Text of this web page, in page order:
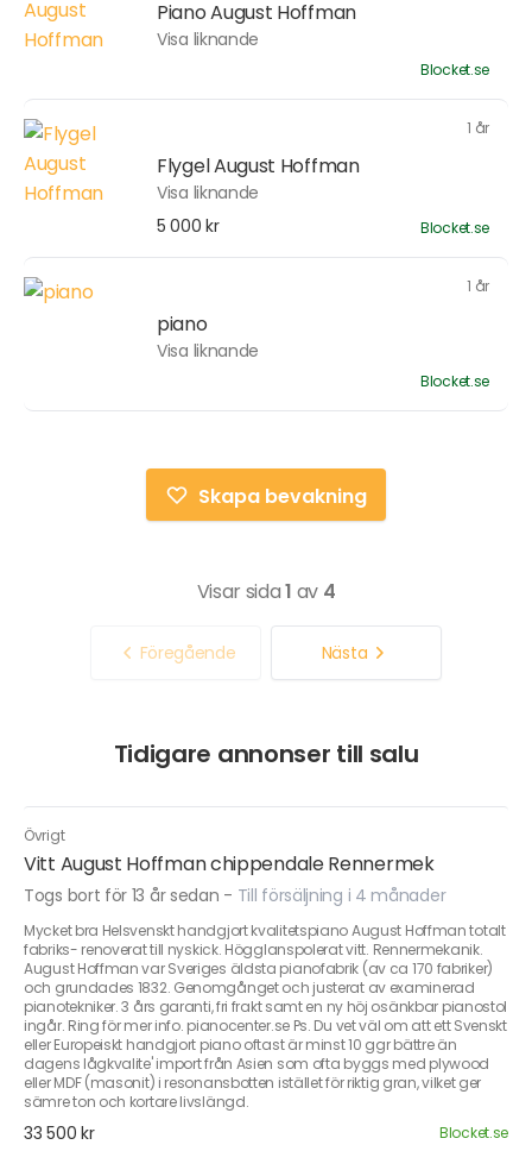
Piano August Hoffman
Visa liknande
Blocket.se
1 år
Flygel August Hoffman
Visa liknande
5 000 kr
Blocket.se
1 år
piano
Visa liknande
Blocket.se
Skapa bevakning
Visar sida1 av 4
Föregående Nästa
Tidigare annonser till salu
Övrigt
Vitt August Hoffman chippendale Rennermek
Togs bort för 13 år sedan - Till försäljning i 4 månader
Mycket bra Helsvenskt handgjort kvalitetspiano August Hoffman totalt
fabriks- renoverat till nyskick. Högglanspolerat vitt. Rennermekanik.
August Hoffman var Sveriges äldsta pianofabrik (av ca 170 fabriker)
och grundades 1832. Genomgånget och justerat av examinerad
pianotekniker. 3 års garanti, fri frakt samt en ny höj osänkbar pianostol
ingår. Ring för mer info. pianocenter.se Ps. Du vet väl om att ett Svenskt
eller Europeiskt handgjort piano oftast är minst 10 ggr bättre än
dagens lågkvalite' import från Asien som ofta byggs med plywood
eller MDF (masonit) i resonansbotten istället för riktig gran, vilket ger
sämre ton och kortare livslängd.
33 500 kr Blocket.se